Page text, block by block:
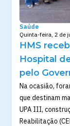
Saúde
Quinta-feira, 2 de
HMS
Hospital
pelo
Na ocasião,
que destinam
UPA III,
Reabilitação